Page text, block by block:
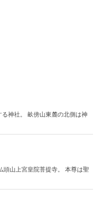
神社。 畝傍山東麓の北側は神
頭山上宮皇院菩提寺。 本尊は聖